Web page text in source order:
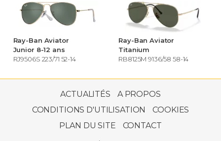
Ray-Ban Aviator
Junior 8-12 ans
RJ9506S 223/71 52-14
Ray-Ban Aviator
Titanium
RB8125M 9136/58 58-14
ACTUALITÉS
A PROPOS
CONDITIONS D'UTILISATION
COOKIES
PLAN DU SITE
CONTACT